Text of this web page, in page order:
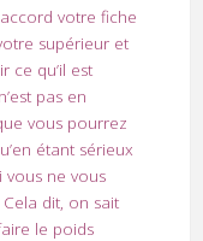
votre fiche
supérieur et
ce qu’il est
pas en
vous pourrez
étant sérieux
vous ne vous
dit, on sait
le poids